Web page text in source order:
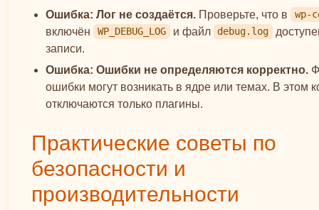
Ошибка: Лог не создаётся. Проверьте, что в wp-
включён WP_DEBUG_LOG и файл debug.log
записи.
Ошибка: Ошибки не определяются корректно.
ошибки могут возникать в ядре или темах. В этом
отключаются только плагины.
Практические советы по
безопасности и
производительности